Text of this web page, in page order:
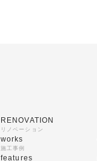
RENOVATION
リノベーション
works
施工事例
features